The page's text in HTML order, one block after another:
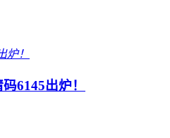
6145出炉！